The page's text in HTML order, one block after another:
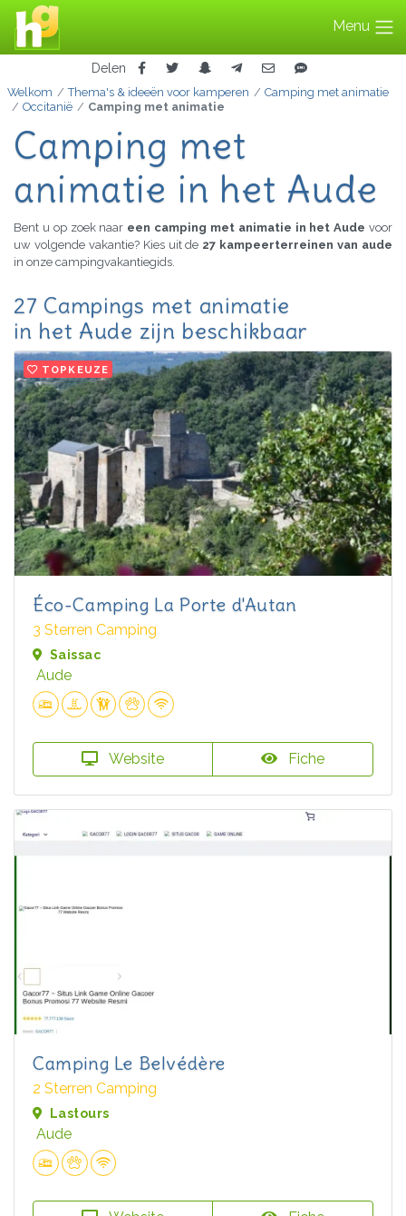
Menu
Delen
Welkom Thema's & ideeën voor kamperen
Camping met animatie
Occitanië
Camping met animatie
Camping met
animatie in het Aude
Bent u op zoek naar een camping met animatie in het Audevoor
uw volgende vakantie? Kies uit de 27 kampeerterreinen van aude
in onze campingvakantiegids.
27 Campings met animatie
in het Aude zijn beschikbaar
TOPKEUZE
Éco-Camping La Porte d'Autan
3 Sterren Camping
Saissac
Aude
Website Fiche
Camping Le Belvédère
2 Sterren Camping
Lastours
Aude